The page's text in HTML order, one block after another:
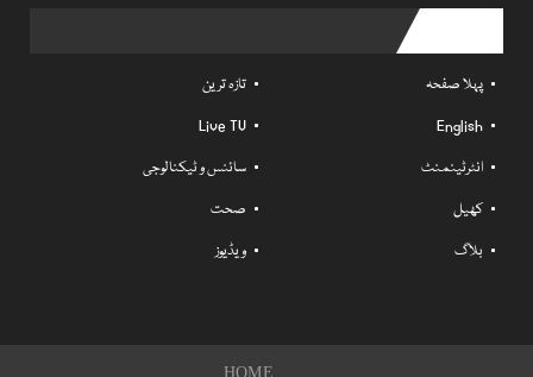
پہلا صفحہ
تازہ ترین
English
Live TV
انٹرٹینمنٹ
سائنس و ٹیکنالوجی
کھیل
صحت
بلاگ
ویڈیوز
HOME